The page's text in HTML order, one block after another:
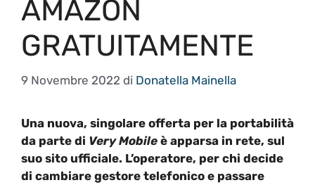
AMAZON
GRATUITAMENTE
9 Novembre 2022 di Donatella Mainella
Una nuova, singolare offerta per la portabilità
da parte di Very Mobile è apparsa in rete, sul
suo sito ufficiale. L’operatore, per chi decide
di cambiare gestore telefonico e passare